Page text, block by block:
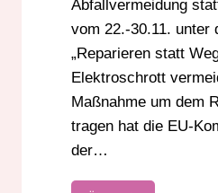
Abfallvermeidung
vom 22.-30.11. unter
„Reparieren statt
Elektroschrott
Maßnahme um dem
tragen hat die EU-
der…